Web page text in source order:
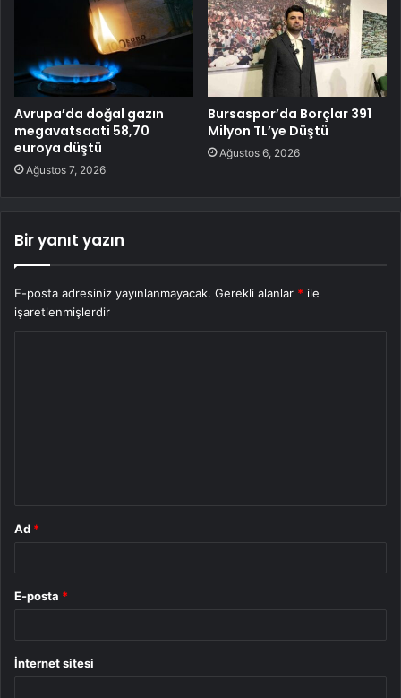
Avrupa’da doğal gazın
megavatsaati 58,70
euroya düştü
Ağustos 7, 2026
Bursaspor’da Borçlar 391
Milyon TL’ye Düştü
Ağustos 6, 2026
Bir yanıt yazın
E-posta adresiniz yayınlanmayacak. Gerekli alanlar * ile
işaretlenmişlerdir
Ad *
E-posta *
İnternet sitesi